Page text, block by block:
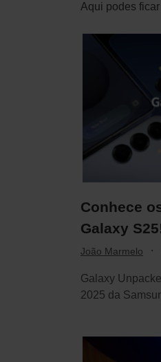
Aqui podes
Conhece
Galaxy
João Marmelo ·
Galaxy
2025 da